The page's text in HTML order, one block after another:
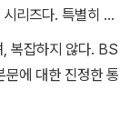
리즈다. 특별히 비
현대 생활을 염두에
은 도움이 되리라고
도들도 일독할 수
복잡하지 않다. BS
에 대한 진정한 통